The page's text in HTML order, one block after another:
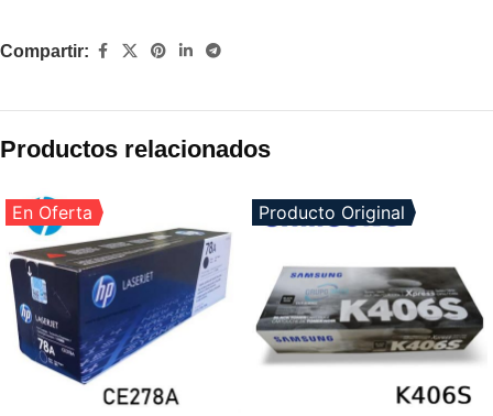
Compartir:
Productos relacionados
En Oferta Producto Original